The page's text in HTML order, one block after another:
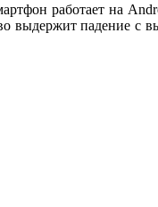
работает на
падение с